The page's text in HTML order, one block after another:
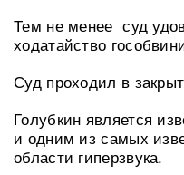
Тем не менее суд
ходатайство
Суд проходил в
Голубкин является
и одним из самых
области гиперзвука.